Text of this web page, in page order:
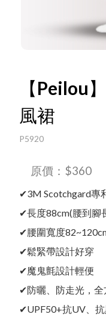
Menu
線上目錄
最新消息
所有產品
關於我們
Ｑ＆Ａ
Language
中文
English
日文
한국어
【Peilou
風裙
P5920
原價：$360
✔3M Scotchgard專
✔長度88cm(腰到腳
✔腰圍寬度
✔鬆緊帶設計好穿
✔魔鬼氈設計輕便
✔防曬、防走光，全
✔UPF50+抗UV、